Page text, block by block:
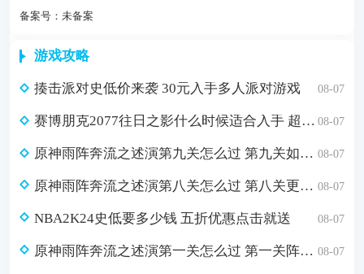
备案号：未备案
游戏攻略
揍击派对史低价来袭 30元入手多人派对游戏 08-07
赛博朋克2077往日之影什么时候适合入手 超值折扣98元入手方法介绍 08-07
原神雨阵奔流之述演第九关怎么过 第九关如从山间落下的雨滴通关攻略 08-07
原神雨阵奔流之述演第八关怎么过 第八关更多火力更少损伤通关攻略 08-07
NBA2K24史低要多少钱 五折优惠点击就送 08-07
原神雨阵奔流之述演第一关怎么过 第一关阵线的形成通关攻略 08-07